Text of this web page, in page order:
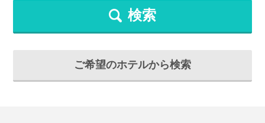
検索
ご希望のホテルから検索